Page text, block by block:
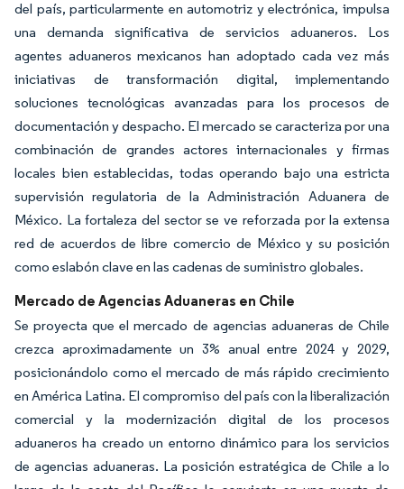
del país, particularmente en automotriz y electrónica, impulsa
una demanda significativa de servicios aduaneros. Los
agentes aduaneros mexicanos han adoptado cada vez más
iniciativas de transformación digital, implementando
soluciones tecnológicas avanzadas para los procesos de
documentación y despacho. El mercado se caracteriza por una
combinación de grandes actores internacionales y firmas
locales bien establecidas, todas operando bajo una estricta
supervisión regulatoria de la Administración Aduanera de
México. La fortaleza del sector se ve reforzada por la extensa
red de acuerdos de libre comercio de México y su posición
como eslabón clave en las cadenas de suministro globales.
Mercado de Agencias Aduaneras en Chile
Se proyecta que el mercado de agencias aduaneras de Chile
crezca aproximadamente un 3% anual entre 2024 y 2029,
posicionándolo como el mercado de más rápido crecimiento
en América Latina. El compromiso del país con la liberalización
comercial y la modernización digital de los procesos
aduaneros ha creado un entorno dinámico para los servicios
de agencias aduaneras. La posición estratégica de Chile a lo